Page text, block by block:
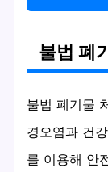
불법 폐
불법 폐기물
경오염과 건
를 이용해 안